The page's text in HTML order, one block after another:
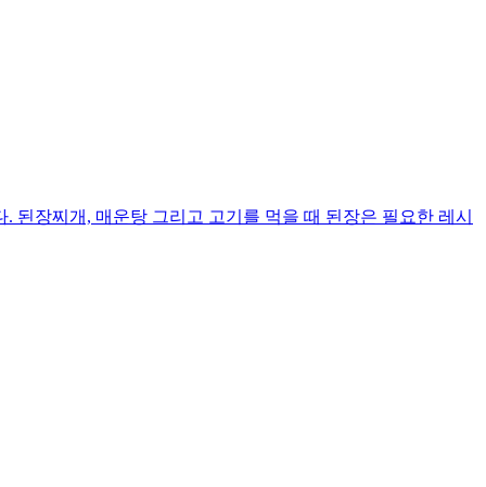
장찌개, 매운탕 그리고 고기를 먹을 때 된장은 필요한 레시